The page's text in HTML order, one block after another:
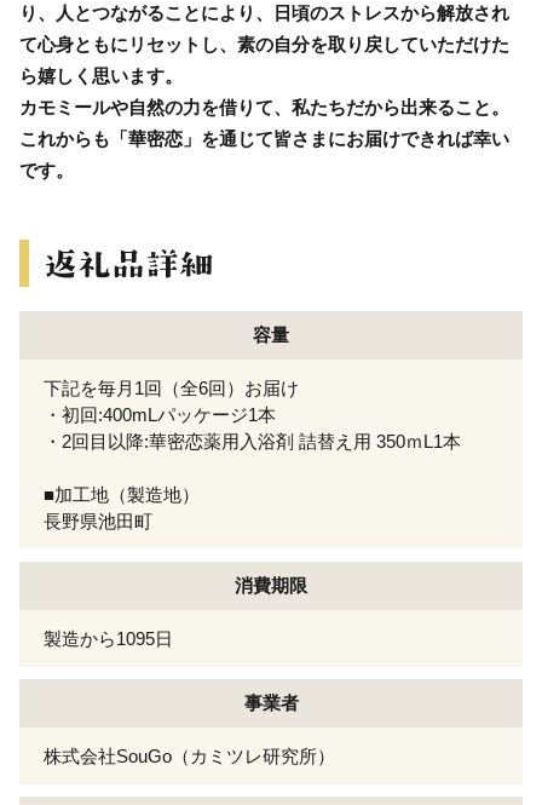
り、人とつながることにより、日頃のストレスから解放され
て心身ともにリセットし、素の自分を取り戻していただけた
ら嬉しく思います。
カモミールや自然の力を借りて、私たちだから出来ること。
これからも「華密恋」を通じて皆さまにお届けできれば幸い
です。
容量
下記を毎月1回（全6回）お届け
・初回:400mLパッケージ1本
・2回目以降:華密恋薬用入浴剤 詰替え用 350ｍL1本
■加工地（製造地）
長野県池田町
消費期限
製造から1095日
事業者
株式会社SouGo（カミツレ研究所）